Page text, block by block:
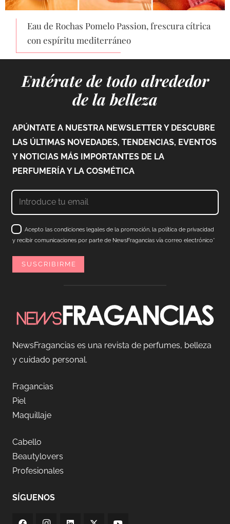
Eau de Rochas Pomelo Passion, frescura cítrica
con espíritu mediterráneo
Entérate de todo alrededor
de la belleza
APÚNTATE A NUESTRA NEWSLETTER Y DESCUBRE
LAS ÚLTIMAS NOVEDADES, TENDENCIAS, EVENTOS
Y NOTICIAS MÁS IMPORTANTES DE LA
PERFUMERÍA Y LA COSMÉTICA
Acepto las condiciones legales de la promoción, la política de privacidad
y recibir comunicaciones por parte de NewsFragancias vía correo electrónico*
NewsFragancias es una revista de perfumes, belleza
y cuidado personal.
Fragancias
Piel
Maquillaje
Cabello
Beautylovers
Profesionales
SÍGUENOS